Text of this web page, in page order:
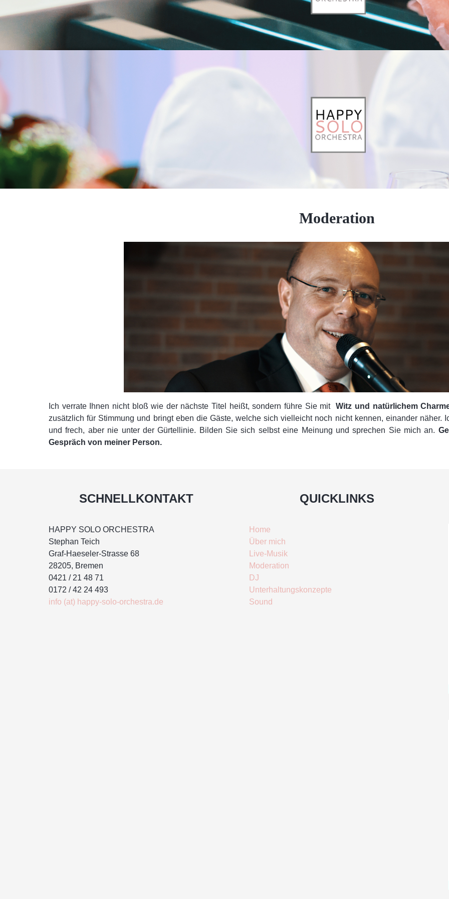
Moderation
Ich verrate Ihnen nicht bloß wie der nächste Titel heißt, sondern führe Sie mitWitz und natürlichem
zusätzlich für Stimmung und bringt eben die Gäste, welche sich vielleicht noch nicht kennen, einander näher.
und frech, aber nie unter der Gürtellinie. Bilden Sie sich selbst eine Meinung und sprechen Sie mich an.
Gespräch von meiner Person.
SCHNELLKONTAKT
HAPPY SOLO ORCHESTRA
Stephan Teich
Graf-Haeseler-Strasse 68
28205, Bremen
0421 / 21 48 71
0172 / 42 24 493
info (at) happy-solo-orchestra.de
QUICKLINKS
Home
Über mich
Live-Musik
Moderation
DJ
Unterhaltungskonzepte
Sound